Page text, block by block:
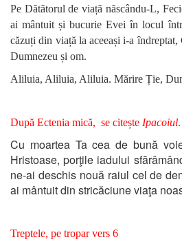
Pe Dătătorul de viață născându-L,
ai mântuit și bucurie Evei în locul
căzuți din viață la aceeași i-a
Dumnezeu și om.
Aliluia, Aliluia, Aliluia. Mărire Ție,
După Ectenia mică, se citește Ipacoiul.
Cu moartea Ta cea de bună
Hristoase, porţile iadului
ne-ai deschis nouă raiul cel de
ai mântuit din stricăciune viaţa
Treptele, pe tropar vers 6